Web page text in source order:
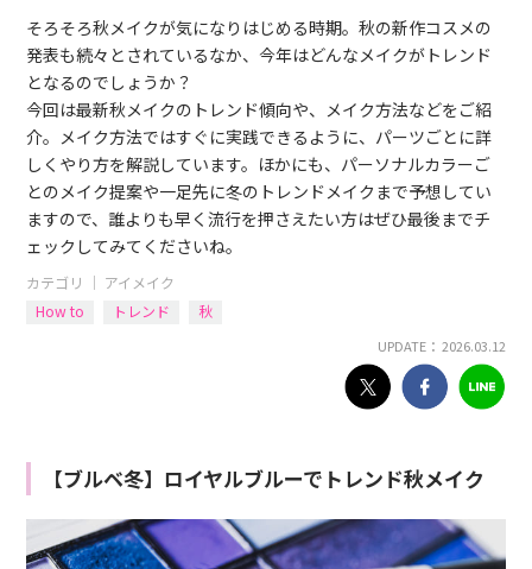
そろそろ秋メイクが気になりはじめる時期。秋の新作コスメの
発表も続々とされているなか、今年はどんなメイクがトレンド
となるのでしょうか？
今回は最新秋メイクのトレンド傾向や、メイク方法などをご紹
介。メイク方法ではすぐに実践できるように、パーツごとに詳
しくやり方を解説しています。ほかにも、パーソナルカラーご
とのメイク提案や一足先に冬のトレンドメイクまで予想してい
ますので、誰よりも早く流行を押さえたい方はぜひ最後までチ
ェックしてみてくださいね。
カテゴリ ｜ アイメイク
How to
トレンド 秋
UPDATE： 2026.03.12
【ブルベ冬】ロイヤルブルーでトレンド秋メイク